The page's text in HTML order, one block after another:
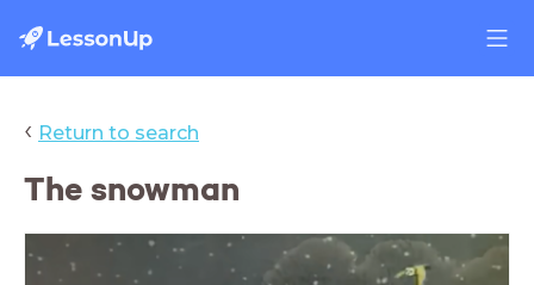
‹ Return to search
The snowman